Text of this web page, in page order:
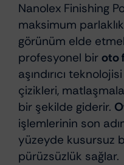
Nanolex Finishing
maksimum
görünüm elde
profesyonel bir oto
aşındırıcı
çizikleri,
bir şekilde giderir.
işlemlerinin son
yüzeyde kusursuz
pürüzsüzlük sağlar.